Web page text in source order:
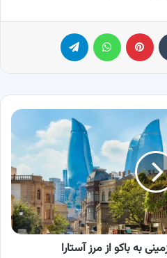
‫تامبلر پینترست
به باکو از مرز آستارا